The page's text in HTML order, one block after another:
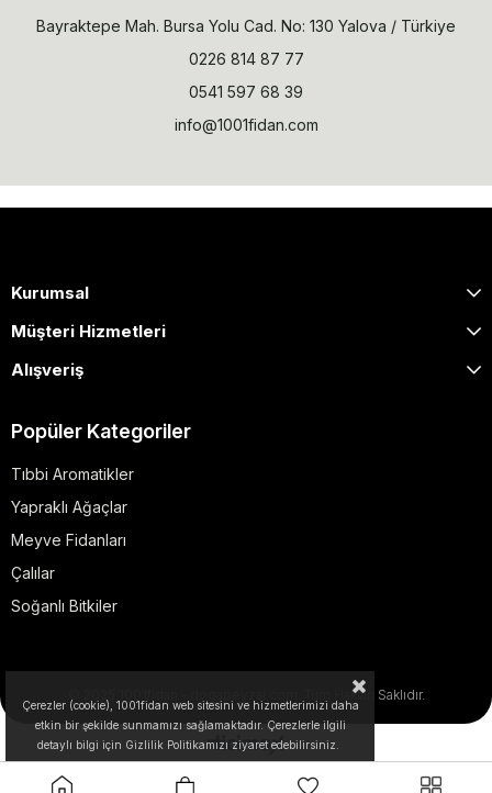
Bayraktepe Mah. Bursa Yolu Cad. No: 130 Yalova / Türkiye
0226 814 87 77
0541 597 68 39
info@1001fidan.com
Kurumsal
Müşteri Hizmetleri
Alışveriş
Popüler Kategoriler
Tıbbi Aromatikler
Yapraklı Ağaçlar
Meyve Fidanları
Çalılar
Soğanlı Bitkiler
© 2025 1001fidan - dogapeyzaj.com. Tüm Hakları Saklıdır.
Çerezler (cookie), 1001fidan web sitesini ve hizmetlerimizi daha
etkin bir şekilde sunmamızı sağlamaktadır. Çerezlerle ilgili
detaylı bilgi için Gizlilik Politikamızı ziyaret edebilirsiniz.